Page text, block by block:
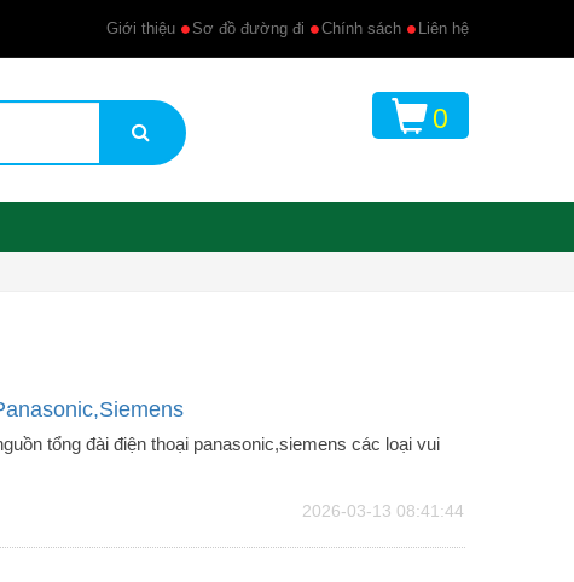
Giới thiệu Sơ đồ đường đi Chính sách Liên hệ
0
tổng đài điện thoại panasonic,siemens các loại vui
2026-03-13 08:41:44